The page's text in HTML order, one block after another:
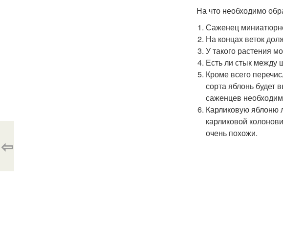
На что необходимо
Саженец
На концах веток
У такого растения
Есть ли стык между
Кроме всего
сорта яблонь
саженцев
Карликовую яблоню
карликовой
очень похожи.
⇦